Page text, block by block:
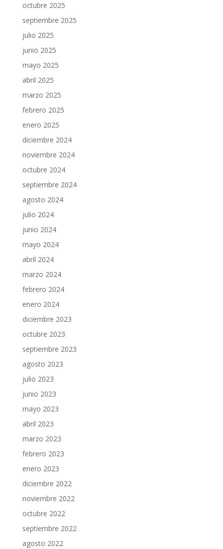
octubre 2025
septiembre 2025
julio 2025
junio 2025
mayo 2025
abril 2025
marzo 2025
febrero 2025
enero 2025
diciembre 2024
noviembre 2024
octubre 2024
septiembre 2024
agosto 2024
julio 2024
junio 2024
mayo 2024
abril 2024
marzo 2024
febrero 2024
enero 2024
diciembre 2023
octubre 2023
septiembre 2023
agosto 2023
julio 2023
junio 2023
mayo 2023
abril 2023
marzo 2023
febrero 2023
enero 2023
diciembre 2022
noviembre 2022
octubre 2022
septiembre 2022
agosto 2022